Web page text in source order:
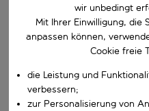
Beginne mit der Eingabe für
Reiseziel wählen
Wähle ein Ab- und
Reisezeitraum wählen
Wann
Wer
wir unbedingt
Mit Ihrer Einwilligung, die
anpassen können,
Cookie freie
die Leistung und
verbessern;
zur Personalisierung von